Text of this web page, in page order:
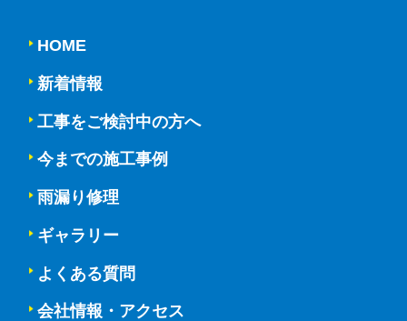
HOME
新着情報
工事をご検討中の方へ
今までの施工事例
雨漏り修理
ギャラリー
よくある質問
会社情報・アクセス